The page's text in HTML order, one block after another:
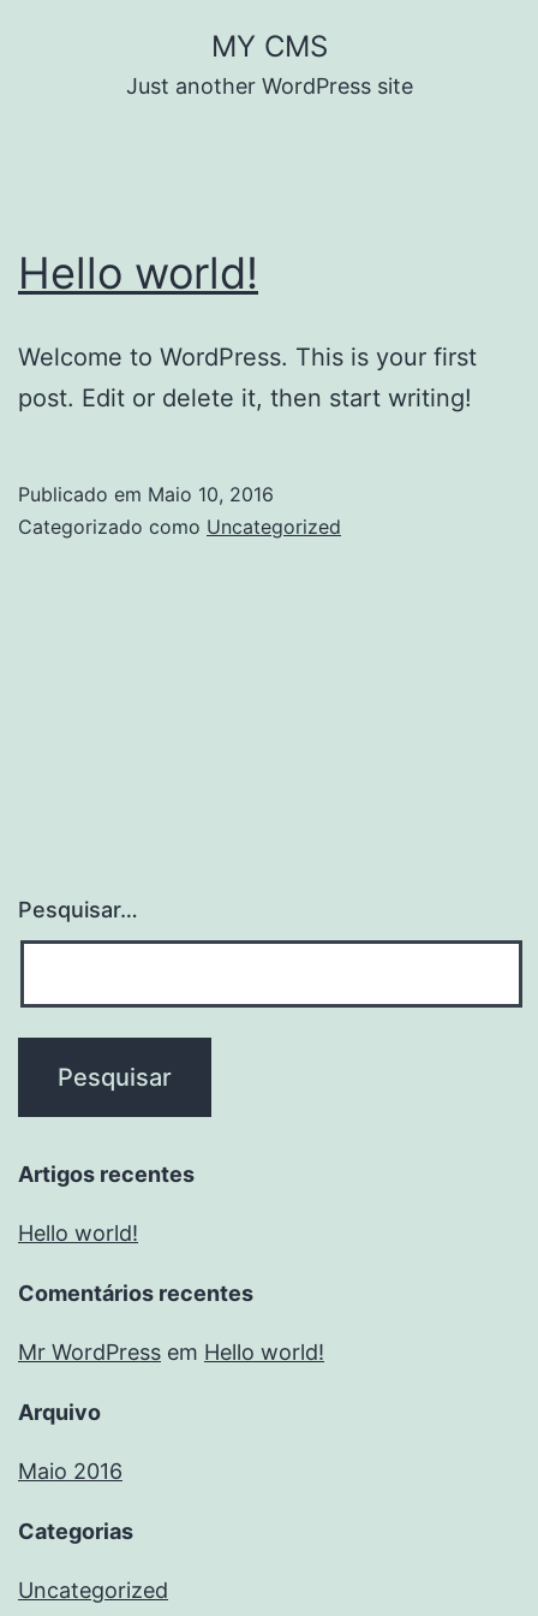
MY CMS
Just another WordPress site
Hello world!
Welcome to WordPress. This is your first
post. Edit or delete it, then start writing!
Publicado em Maio 10, 2016
Categorizado como Uncategorized
Pesquisar…
Artigos recentes
Hello world!
Comentários recentes
Mr WordPress em Hello world!
Arquivo
Maio 2016
Categorias
Uncategorized